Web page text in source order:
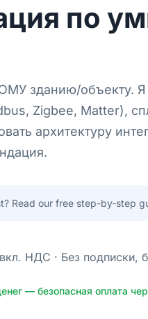
по
зданию/объекту.
Zigbee, Matter),
архитектуру
Read our free step-by-step
НДС · Без подписки,
— безопасная оплата